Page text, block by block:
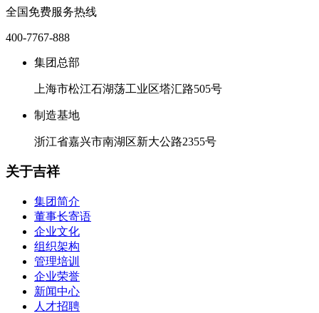
全国免费服务热线
400-7767-888
集团总部
上海市松江石湖荡工业区塔汇路505号
制造基地
浙江省嘉兴市南湖区新大公路2355号
关于吉祥
集团简介
董事长寄语
企业文化
组织架构
管理培训
企业荣誉
新闻中心
人才招聘